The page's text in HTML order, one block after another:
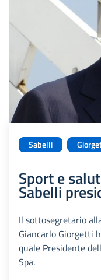
Sabelli
Sport e
Sabelli
Il sottosegretario
Giancarlo Giorgetti
quale Presidente
Spa.